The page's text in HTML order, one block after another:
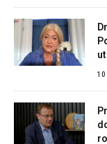
10